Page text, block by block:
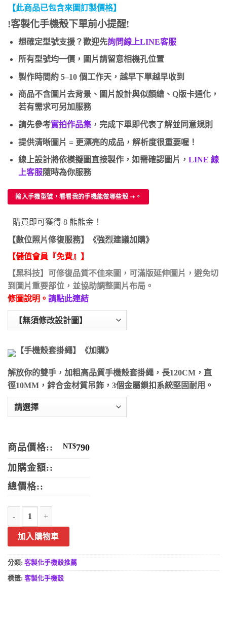
【此商品已包含來圖訂製價格】
!客製化手機殼下單前小提醒!
想確定型號支援？歡迎先詢問線上LINE客服
所有型號均一價，圖片請留意相機孔位置
製作時間約 5–10 個工作天，越早下單越早收到
商品不含圖片去背景、圖片設計與似顏繪、Q版卡通化，
若有需求可另加服務
請先參考實拍作品集，完成下單即代表了解並同意規則
提供清晰圖片 = 更漂亮的成品，解析度很重要喔！
線上設計將依模擬圖直接製作，如需確認圖片， LINE 線
上客服隨時為你服務
輸入手機型號，看看我的手機能做哪些殼 ➝。
購買即可獲得 8 熊熊金！
【數位照片修復服務】《強烈建議加購》
【儲值會員『免費』】
【黑科技】可修復品質不佳來圖，可滿版延伸圖片，避免切
到圖片重要部位，並協助調整圖片布局。
修圖說明。 請點此連結
【手機殼套掛繩】《加購》
解放你的雙手，加粗高品質手機殼套掛繩，長120CM，直
徑10MM，鋅合金材質吊飾，3個金屬鎖扣系統堅固耐用。
商品價格:: NT$790
加購金額::
總價格::
音樂發光玻璃手機殼 客製化手機殼 數量
加入購物車
分類: 客製化手機殼推薦
標籤: 客製化手機殼